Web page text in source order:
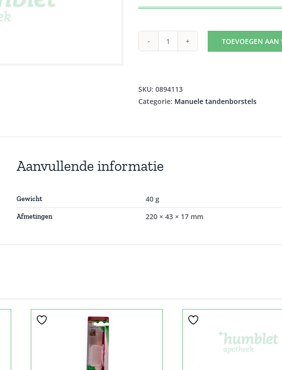
GUM
TOEVOEGEN
SKU: 0894113
Categorie: Manuele tandenborstels
Aanvullende informatie
Gewicht 40 g
Afmetingen 220 × 43 × 17 mm